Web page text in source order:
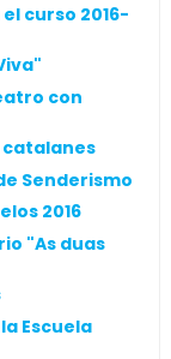
curso 2016-
con
catalanes
Senderismo
2016
"As duas
Escuela